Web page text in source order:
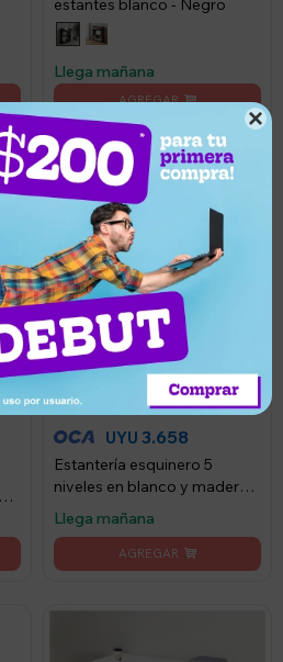

estantes blanco - Negro
Llega mañana
UYU
UYU 3.658
Estantería esquinero 5
niveles en blanco y madera
bamboo
Llega mañana